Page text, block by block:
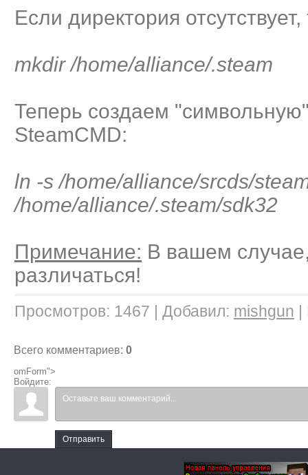
Если директория
mkdir /home/alliance/.steam
Теперь создаем
SteamCMD:
ln -s /home/alliance/srcds/
/home/alliance/.steam/sdk32
Примечание: В вашем
различаться!
Просмотров: 1467 | Добавил: mishgun |
Всего комментариев: 0
omForm">
Войдите:
Отправить